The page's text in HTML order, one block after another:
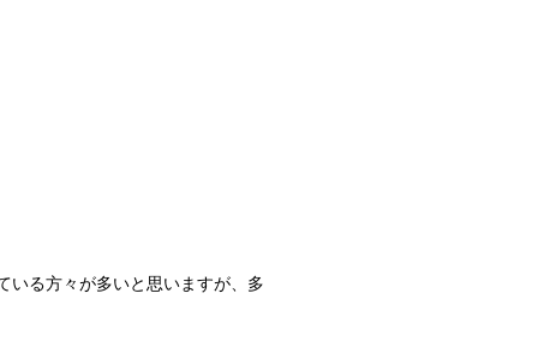
いる方々が多いと思いますが、多